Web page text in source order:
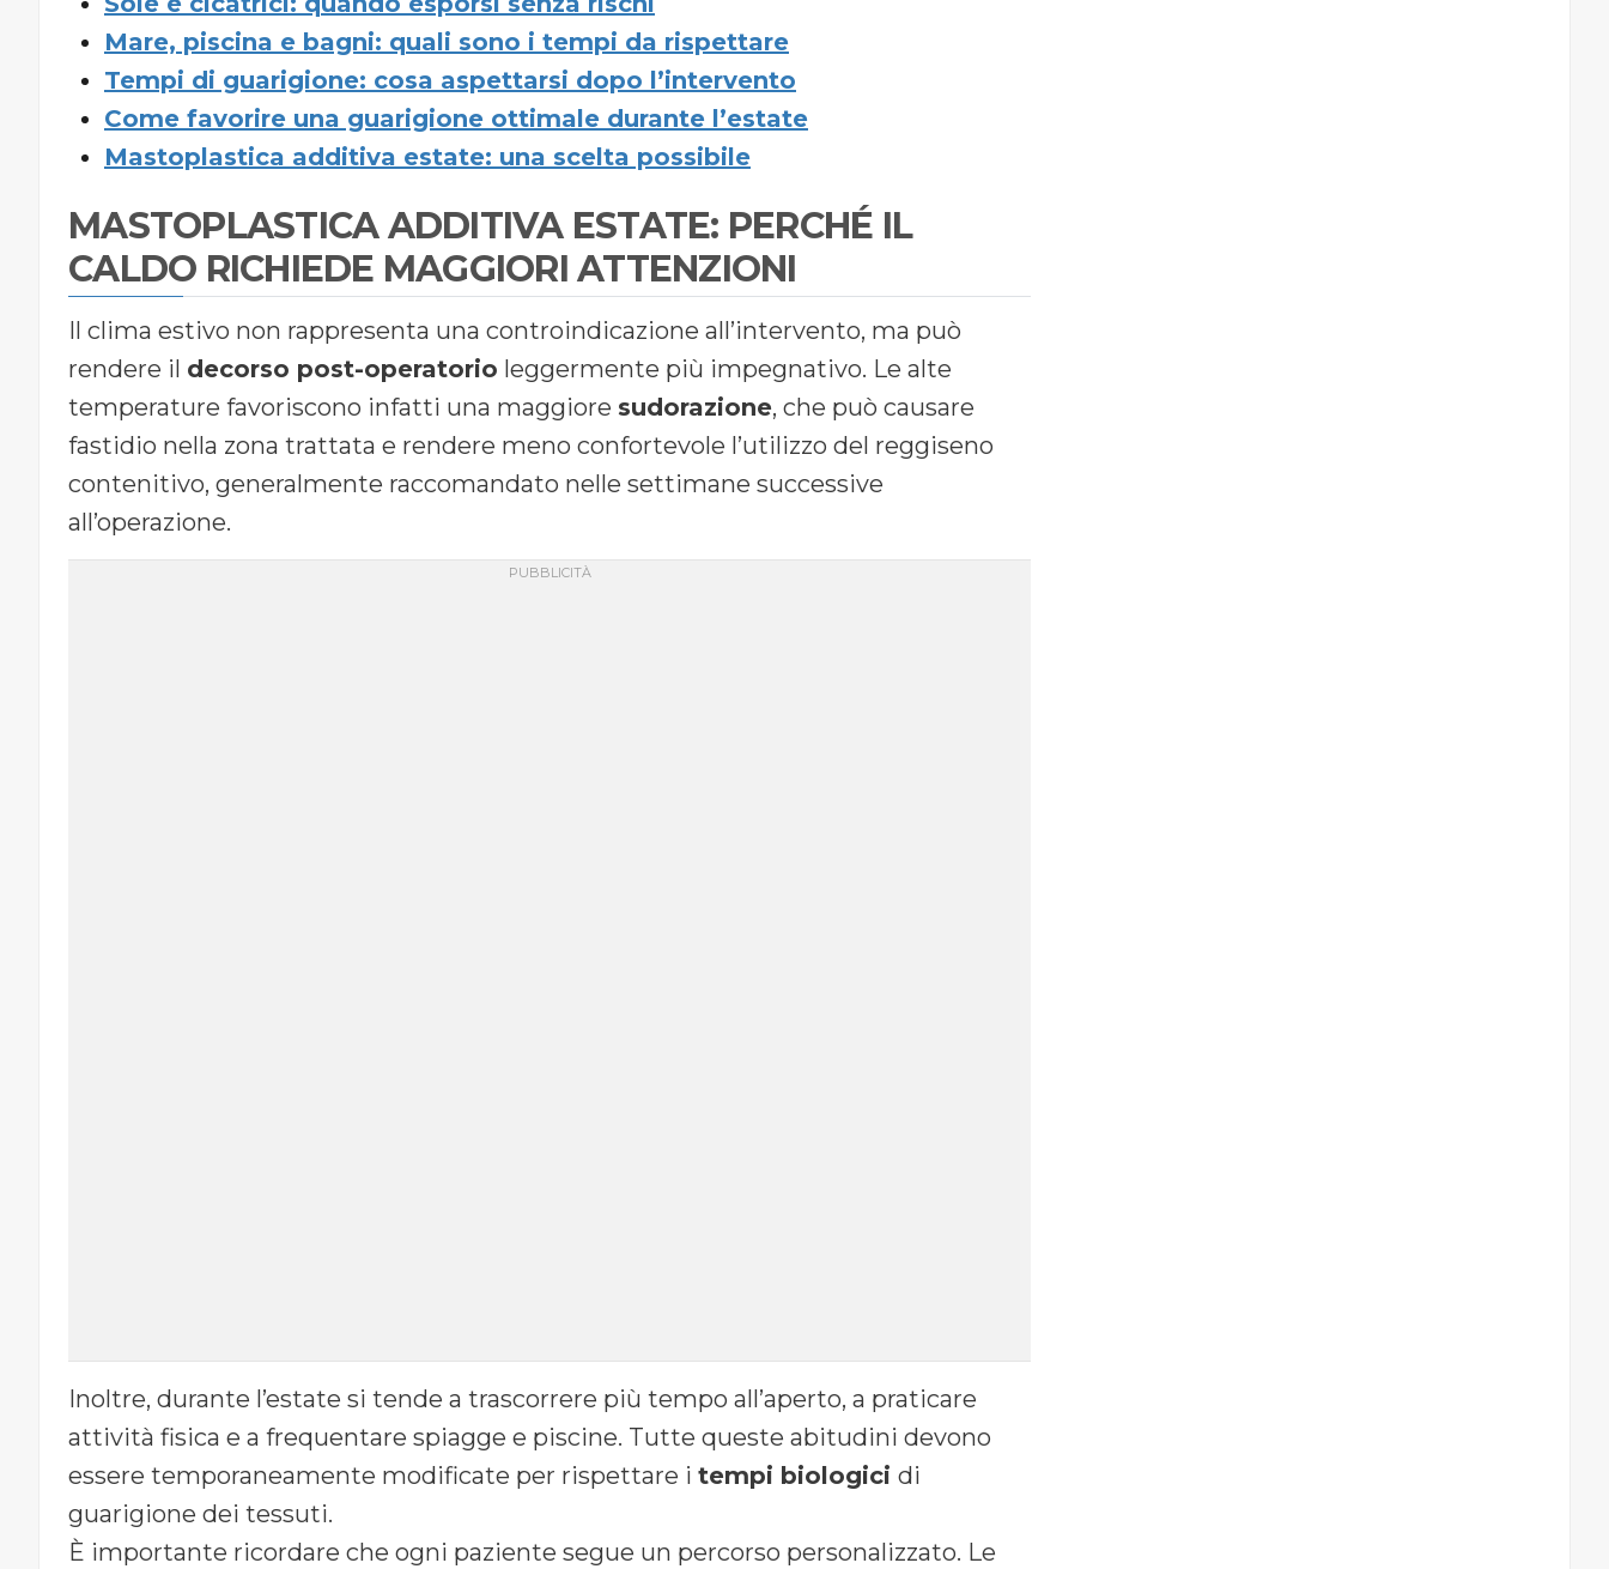
Mare, piscina e bagni: quali sono i tempi da rispettare
Tempi di guarigione: cosa aspettarsi dopo l’intervento
Come favorire una guarigione ottimale durante l’estate
Mastoplastica additiva estate: una scelta possibile
MASTOPLASTICA ADDITIVA ESTATE: PERCHÉ IL
CALDO RICHIEDE MAGGIORI ATTENZIONI
Il clima estivo non rappresenta una controindicazione all’intervento, ma può
rendere il decorso post-operatorio leggermente più impegnativo. Le alte
temperature favoriscono infatti una maggiore sudorazione, che può causare
fastidio nella zona trattata e rendere meno confortevole l’utilizzo del reggiseno
contenitivo, generalmente raccomandato nelle settimane successive
all’operazione.
Inoltre, durante l’estate si tende a trascorrere più tempo all’aperto, a praticare
attività fisica e a frequentare spiagge e piscine. Tutte queste abitudini devono
essere temporaneamente modificate per rispettare i tempi biologici di
guarigione dei tessuti.
È importante ricordare che ogni paziente segue un percorso personalizzato. Le